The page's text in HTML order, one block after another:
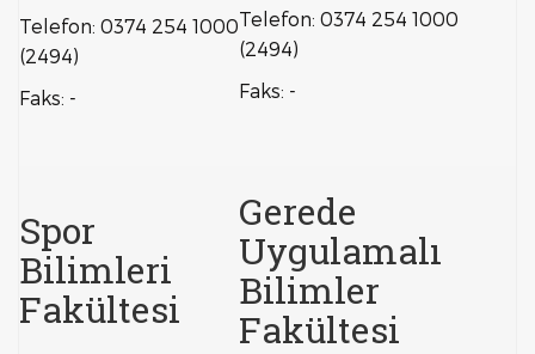
Telefon: 0374 254 1000
(2494)
Faks: -
Telefon: 0374 254 1000
(2494)
Faks: -
Spor
Bilimleri
Fakültesi
Gerede
Uygulamalı
Bilimler
Fakültesi